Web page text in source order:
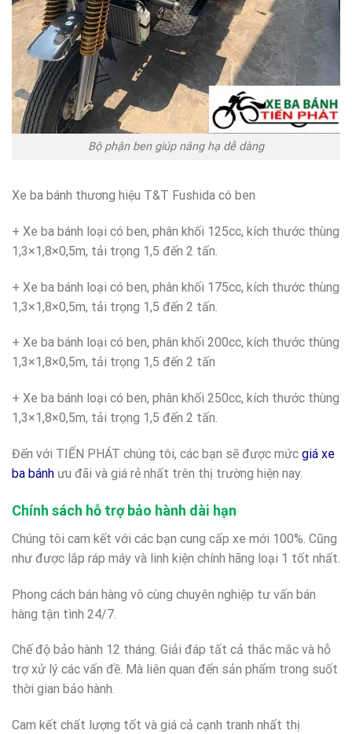
Bộ phận ben giúp nâng hạ dễ dàng
Xe ba bánh thương hiệu T&T Fushida có ben
+ Xe ba bánh loại có ben, phân khối 125cc, kích thước thùng
1,3×1,8×0,5m, tải trọng 1,5 đến 2 tấn.
+ Xe ba bánh loại có ben, phân khối 175cc, kích thước thùng
1,3×1,8×0,5m, tải trọng 1,5 đến 2 tấn.
+ Xe ba bánh loại có ben, phân khối 200cc, kích thước thùng
1,3×1,8×0,5m, tải trọng 1,5 đến 2 tấn
+ Xe ba bánh loại có ben, phân khối 250cc, kích thước thùng
1,3×1,8×0,5m, tải trọng 1,5 đến 2 tấn.
Đến với TIẾN PHÁT chúng tôi, các bạn sẽ được mức giá xe
ba bánh ưu đãi và giá rẻ nhất trên thị trường hiện nay.
Chính sách hỗ trợ bảo hành dài hạn
Chúng tôi cam kết với các bạn cung cấp xe mới 100%. Cũng
như được lắp ráp máy và linh kiện chính hãng loại 1 tốt nhất.
Phong cách bán hàng vô cùng chuyên nghiệp tư vấn bán
hàng tận tình 24/7.
Chế độ bảo hành 12 tháng. Giải đáp tất cả thắc mắc và hỗ
trợ xử lý các vấn đề. Mà liên quan đến sản phẩm trong suốt
thời gian bảo hành.
Cam kết chất lượng tốt và giá cả cạnh tranh nhất thị